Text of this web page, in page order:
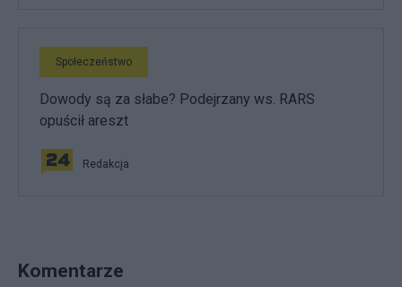
Społeczeństwo
Dowody są za słabe? Podejrzany ws. RARS
opuścił areszt
Redakcja
Komentarze